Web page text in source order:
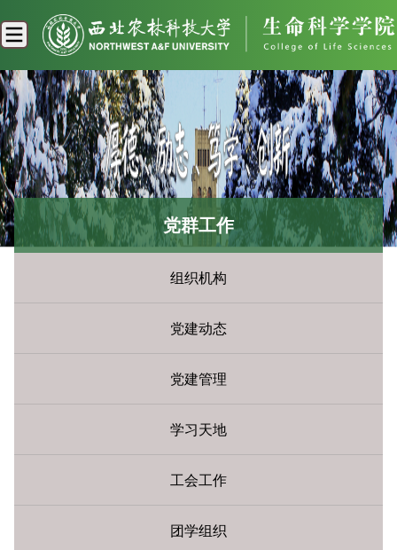
党群工作
组织机构
党建动态
党建管理
学习天地
工会工作
团学组织